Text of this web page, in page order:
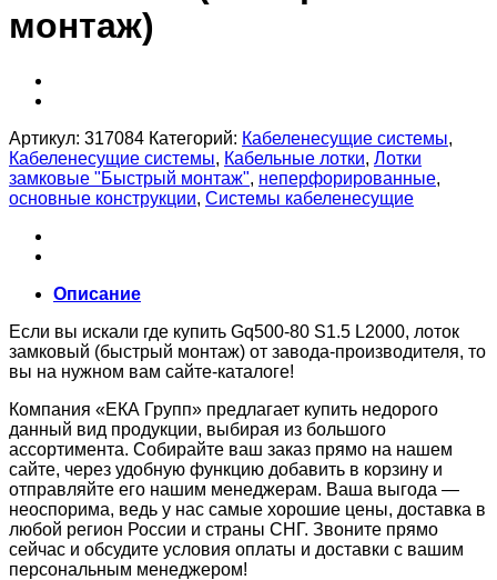
монтаж)
Артикул: 317084 Категорий: Кабеленесущие системы,
Кабеленесущие системы, Кабельные лотки, Лотки
замковые "Быстрый монтаж", неперфорированные,
основные конструкции, Системы кабеленесущие
Описание
Если вы искали где купить Gq500-80 S1.5 L2000, лоток
замковый (быстрый монтаж) от завода-производителя, то
вы на нужном вам сайте-каталоге!
Компания «ЕКА Групп» предлагает купить недорого
данный вид продукции, выбирая из большого
ассортимента. Собирайте ваш заказ прямо на нашем
сайте, через удобную функцию добавить в корзину и
отправляйте его нашим менеджерам. Ваша выгода —
неоспорима, ведь у нас самые хорошие цены, доставка в
любой регион России и страны СНГ. Звоните прямо
сейчас и обсудите условия оплаты и доставки с вашим
персональным менеджером!